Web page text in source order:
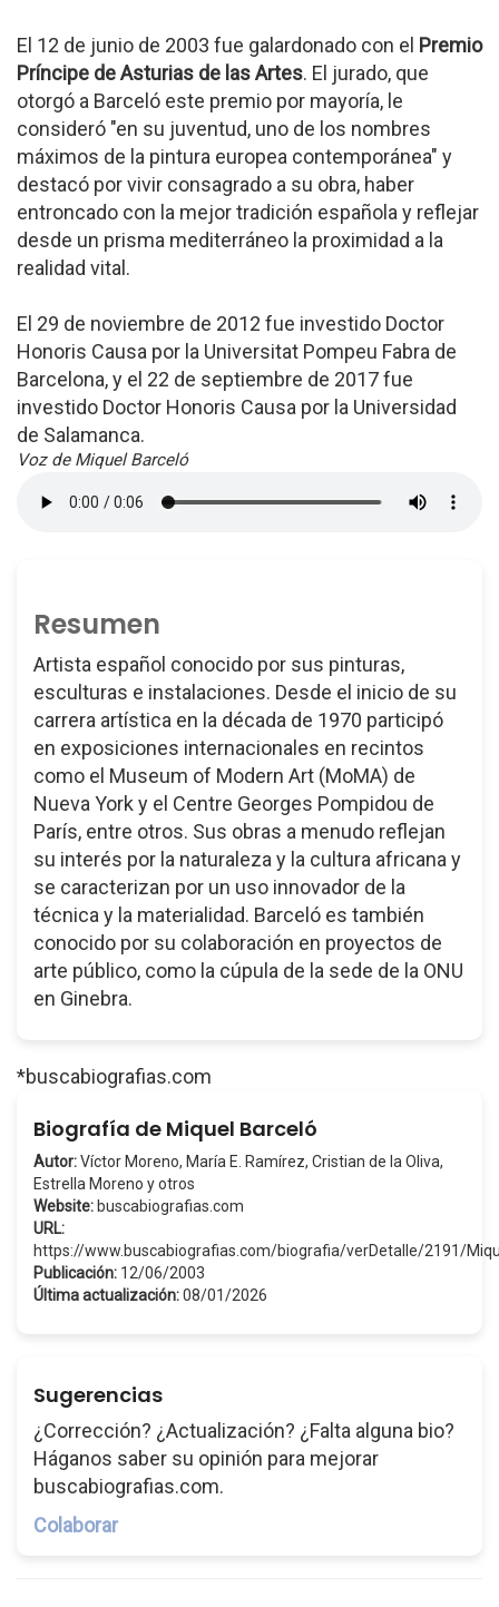
El 12 de junio de 2003 fue galardonado con el Premio
Príncipe de Asturias de las Artes. El jurado, que
otorgó a Barceló este premio por mayoría, le
consideró "en su juventud, uno de los nombres
máximos de la pintura europea contemporánea" y
destacó por vivir consagrado a su obra, haber
entroncado con la mejor tradición española y reflejar
desde un prisma mediterráneo la proximidad a la
realidad vital.
El 29 de noviembre de 2012 fue investido Doctor
Honoris Causa por la Universitat Pompeu Fabra de
Barcelona, y el 22 de septiembre de 2017 fue
investido Doctor Honoris Causa por la Universidad
de Salamanca.
Voz de Miquel Barceló
Resumen
Artista español conocido por sus pinturas,
esculturas e instalaciones. Desde el inicio de su
carrera artística en la década de 1970 participó
en exposiciones internacionales en recintos
como el Museum of Modern Art (MoMA) de
Nueva York y el Centre Georges Pompidou de
París, entre otros. Sus obras a menudo reflejan
su interés por la naturaleza y la cultura africana y
se caracterizan por un uso innovador de la
técnica y la materialidad. Barceló es también
conocido por su colaboración en proyectos de
arte público, como la cúpula de la sede de la ONU
en Ginebra.
*buscabiografias.com
Biografía de Miquel Barceló
Autor:Víctor Moreno, María E. Ramírez, Cristian de la Oliva,
Estrella Moreno y otros
Website: buscabiografias.com
URL:
https://www.buscabiografias.com/biografia/verDetalle/2191/
Publicación: 12/06/2003
Última actualización:08/01/2026
Sugerencias
¿Corrección? ¿Actualización? ¿Falta alguna bio?
Háganos saber su opinión para mejorar
buscabiografias.com.
Colaborar